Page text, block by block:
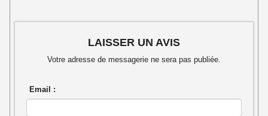
LAISSER UN AVIS
Votre adresse de messagerie ne sera pas publiée.
Email :